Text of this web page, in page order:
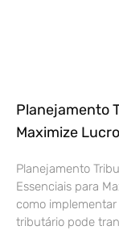
Planejamento
Maximize
Planejamento
Essenciais para
como
tributário pode